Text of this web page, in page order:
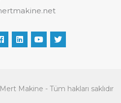
Makine - Tüm hakları saklıdır